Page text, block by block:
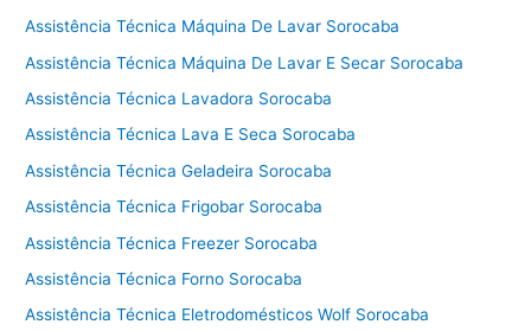
t
n
i
a
l
a
e
Assistência Técnica Máquina De Lavar Sorocaba
Assistência Técnica Máquina De Lavar E Secar Sorocaba
Assistência Técnica Lavadora Sorocaba
Assistência Técnica Lava E Seca Sorocaba
Assistência Técnica Geladeira Sorocaba
Assistência Técnica Frigobar Sorocaba
Assistência Técnica Freezer Sorocaba
Assistência Técnica Forno Sorocaba
Assistência Técnica Eletrodomésticos Wolf Sorocaba